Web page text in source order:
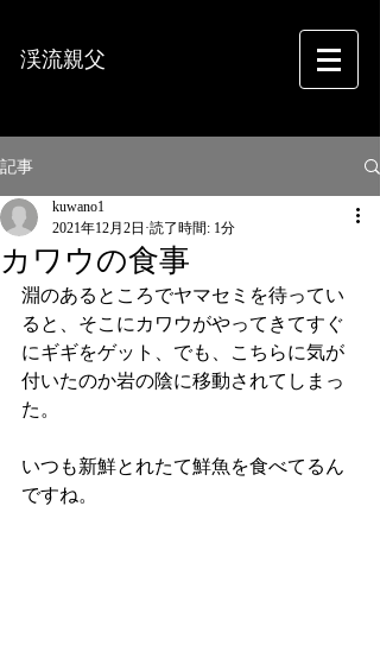
渓流親父
記事
カワウの食事
kuwano1
2021年12月2日 読了時間: 1分
淵のあるところでヤマセミを待ってい
ると、そこにカワウがやってきてすぐ
にギギをゲット、でも、こちらに気が
付いたのか岩の陰に移動されてしまっ
た。
いつも新鮮とれたて鮮魚を食べてるん
ですね。